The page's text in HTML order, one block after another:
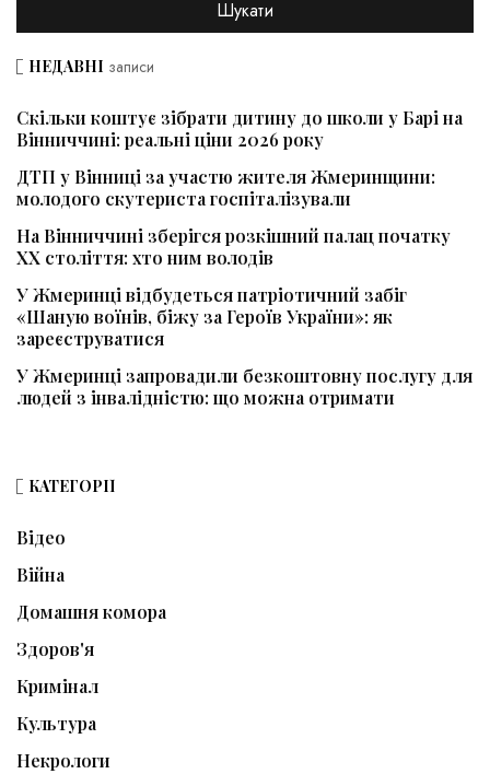
НЕДАВНІ записи
Скільки коштує зібрати дитину до школи у Барі на
Вінниччині: реальні ціни 2026 року
ДТП у Вінниці за участю жителя Жмеринщини:
молодого скутериста госпіталізували
На Вінниччині зберігся розкішний палац початку
ХХ століття: хто ним володів
У Жмеринці відбудеться патріотичний забіг
«Шаную воїнів, біжу за Героїв України»: як
зареєструватися
У Жмеринці запровадили безкоштовну послугу для
людей з інвалідністю: що можна отримати
КАТЕГОРІЇ
Відео
Війна
Домашня комора
Здоров'я
Кримінал
Культура
Некрологи